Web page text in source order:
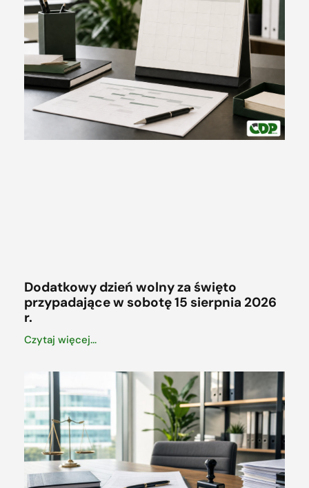
Dodatkowy dzień wolny za święto
przypadające w sobotę 15 sierpnia 2026
r.
Czytaj więcej...